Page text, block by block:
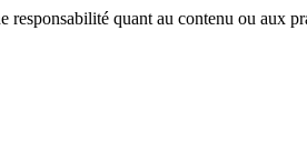
quant au contenu ou aux